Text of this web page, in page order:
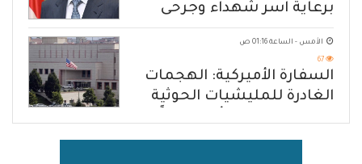
برعاية اسر شهداء وجرحى
الهجوم الإرهابي الحوثي والرد
الحازم على مصدر التهديد
الأمس - الساعة 01:16 ص
67
السفارة الأميركية: الهجمات
الغادرة للمليشيات الحوثية
بحق الشعب اليمني